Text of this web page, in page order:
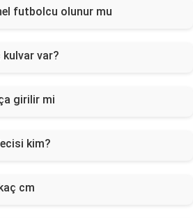
futbolcu olunur mu
var?
girilir mi
kim?
cm